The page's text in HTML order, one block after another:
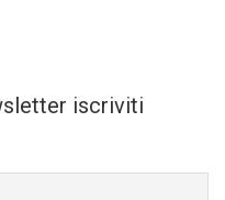
iscriviti